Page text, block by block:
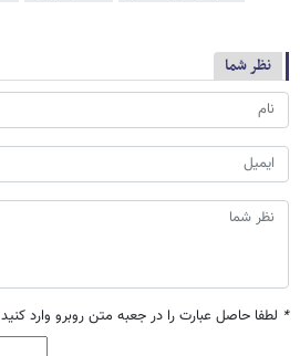
نظر شما
* لطفا حاصل عبارت را در جعبه متن روبرو وارد کنید